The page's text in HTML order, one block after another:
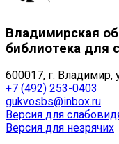
Владимирская
библиотека для
600017, г. Владимир,
+7 (492) 253-0403
gukvosbs@inbox.ru
Версия для
Версия для незрячих